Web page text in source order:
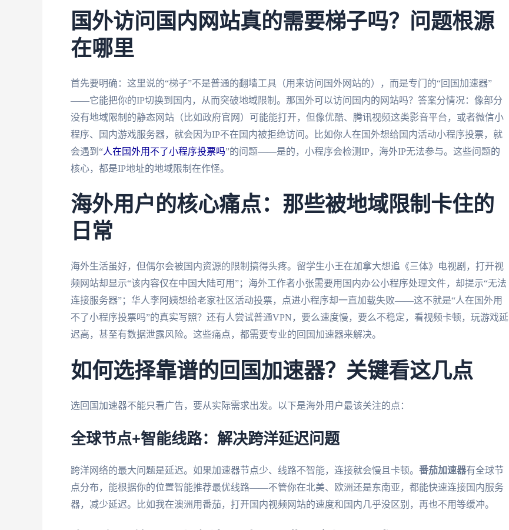
国外访问国内网站真的需要梯子吗？问题根源
在哪里
首先要明确：这里说的“梯子”不是普通的翻墙工具（用来访问国外网站的），而是专门的“回国加速器”
——它能把你的IP切换到国内，从而突破地域限制。那国外可以访问国内的网站吗？答案分情况：像部分
没有地域限制的静态网站（比如政府官网）可能能打开，但像优酷、腾讯视频这类影音平台，或者微信小
程序、国内游戏服务器，就会因为IP不在国内被拒绝访问。比如你人在国外想给国内活动小程序投票，就
会遇到“人在国外用不了小程序投票吗”的问题——是的，小程序会检测IP，海外IP无法参与。这些问题的
核心，都是IP地址的地域限制在作怪。
海外用户的核心痛点：那些被地域限制卡住的
日常
海外生活虽好，但偶尔会被国内资源的限制搞得头疼。留学生小王在加拿大想追《三体》电视剧，打开视
频网站却显示“该内容仅在中国大陆可用”；海外工作者小张需要用国内办公小程序处理文件，却提示“无法
连接服务器”；华人李阿姨想给老家社区活动投票，点进小程序却一直加载失败——这不就是“人在国外用
不了小程序投票吗”的真实写照？还有人尝试普通VPN，要么速度慢，要么不稳定，看视频卡顿，玩游戏延
迟高，甚至有数据泄露风险。这些痛点，都需要专业的回国加速器来解决。
如何选择靠谱的回国加速器？关键看这几点
选回国加速器不能只看广告，要从实际需求出发。以下是海外用户最该关注的点：
全球节点+智能线路：解决跨洋延迟问题
跨洋网络的最大问题是延迟。如果加速器节点少、线路不智能，连接就会慢且卡顿。 番茄加速器有全球节
点分布，能根据你的位置智能推荐最优线路——不管你在北美、欧洲还是东南亚，都能快速连接国内服务
器，减少延迟。比如我在澳洲用番茄，打开国内视频网站的速度和国内几乎没区别，再也不用等缓冲。